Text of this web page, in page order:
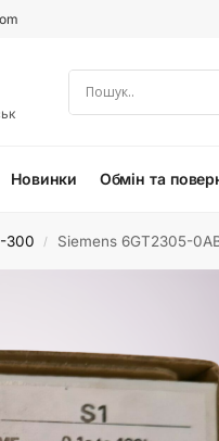
Новинки Обмін та
300 / Siemens 6GT2305-